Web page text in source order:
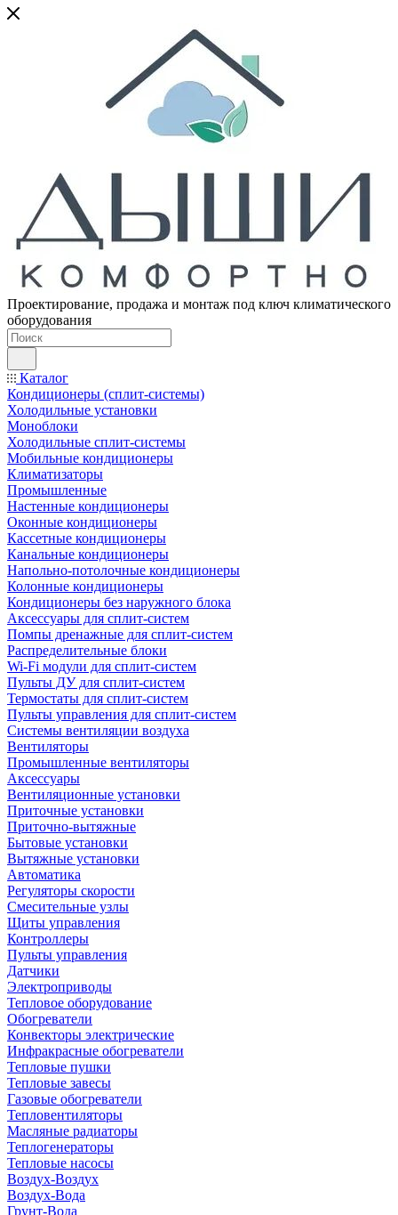
Проектирование, продажа и монтаж под ключ климатического
оборудования
Каталог
Кондиционеры (сплит-системы)
Холодильные установки
Моноблоки
Холодильные сплит-системы
Мобильные кондиционеры
Климатизаторы
Промышленные
Настенные кондиционеры
Оконные кондиционеры
Кассетные кондиционеры
Канальные кондиционеры
Напольно-потолочные кондиционеры
Колонные кондиционеры
Кондиционеры без наружного блока
Аксессуары для сплит-систем
Помпы дренажные для сплит-систем
Распределительные блоки
Wi-Fi модули для сплит-систем
Пульты ДУ для сплит-систем
Термостаты для сплит-систем
Пульты управления для сплит-систем
Системы вентиляции воздуха
Вентиляторы
Промышленные вентиляторы
Аксессуары
Вентиляционные установки
Приточные установки
Приточно-вытяжные
Бытовые установки
Вытяжные установки
Автоматика
Регуляторы скорости
Смесительные узлы
Щиты управления
Контроллеры
Пульты управления
Датчики
Электроприводы
Тепловое оборудование
Обогреватели
Конвекторы электрические
Инфракрасные обогреватели
Тепловые пушки
Тепловые завесы
Газовые обогреватели
Тепловентиляторы
Масляные радиаторы
Теплогенераторы
Тепловые насосы
Воздух-Воздух
Воздух-Вода
Грунт-Вода